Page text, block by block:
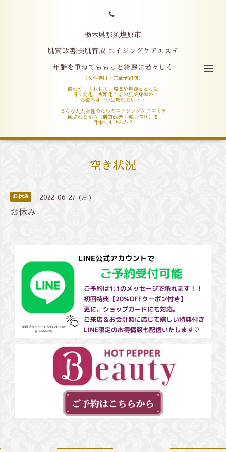
栃木県那須塩原市
肌質改善|美肌育成 エイジングケアエステ
年齢を重ねてももっと綺麗に若々しく
【女性専用・完全予約制】
疲れや、ストレス、環境や年齢とともに
日々変化、複雑化するお肌や身体の
お悩みは一つに絞れない・・
そんな大人女性のためのエイジングケアエステ
癒されながら【肌質改善・美肌作り】を
目指しませんか？
空き状況
お休み 2022-06-27 (月)
お休み